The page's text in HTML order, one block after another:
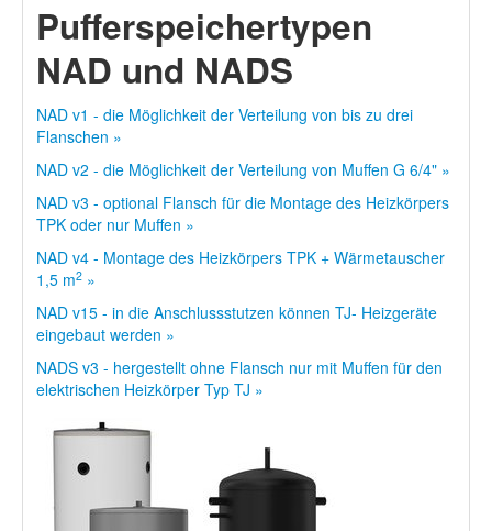
Pufferspeichertypen
NAD und NADS
NAD v1 - die Möglichkeit der Verteilung von bis zu drei
Flanschen »
NAD v2 - die Möglichkeit der Verteilung von Muffen G 6/4" »
NAD v3 - optional Flansch für die Montage des Heizkörpers
TPK oder nur Muffen »
NAD v4 - Montage des Heizkörpers TPK + Wärmetauscher
1,5 m2 »
NAD v15 - in die Anschlussstutzen können TJ- Heizgeräte
eingebaut werden »
NADS v3 - hergestellt ohne Flansch nur mit Muffen für den
elektrischen Heizkörper Typ TJ »